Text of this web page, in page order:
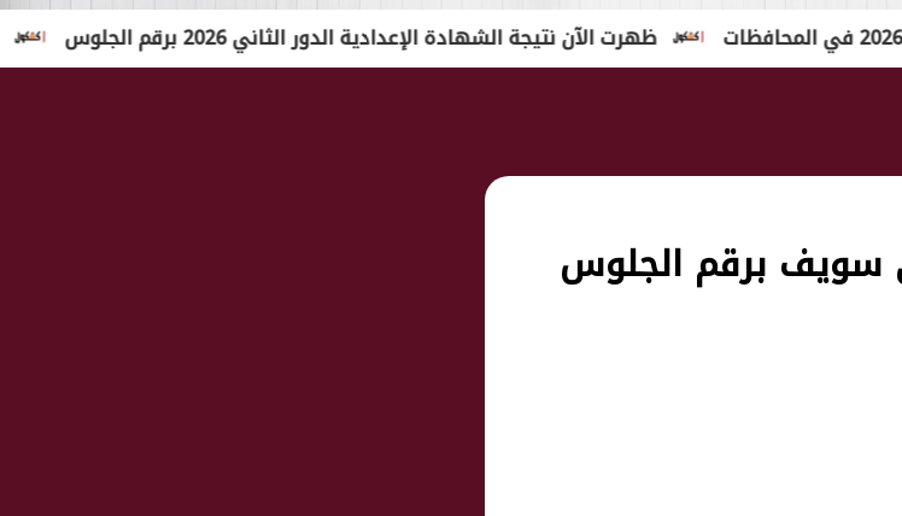
بالاسم الثلاثي ظهرت الآن نتيجة الشهادة الإعدادية الدور الثاني 2026 برقم الجلوس
سويف برقم الجلوس